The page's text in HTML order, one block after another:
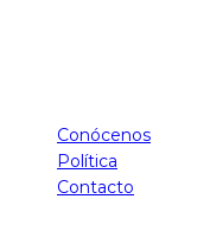
Conócenos
Política
Contacto